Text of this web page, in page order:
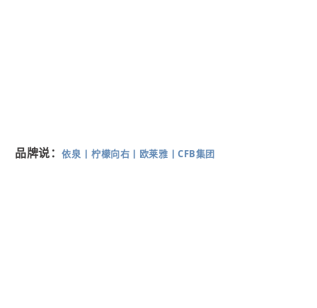
品牌说：依泉 丨柠檬向右 丨 欧莱雅 丨CFB集团